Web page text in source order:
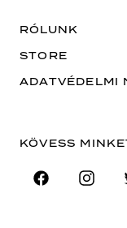
RÓLUNK
STORE
ADATVÉDELMI
KÖVESS